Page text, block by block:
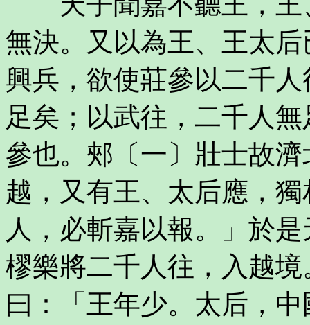
無決。又以為王、王太
興兵，欲使莊參以二千
足矣；以武往，二千人
參也。郟〔一〕壯士故
越，又有王、太后應，
人，必斬嘉以報。」於
樛樂將二千人往，入越
曰：「王年少。太后，